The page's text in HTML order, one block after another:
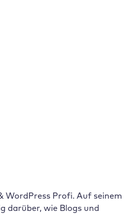
WordPress Profi. Auf seinem
darüber, wie Blogs und